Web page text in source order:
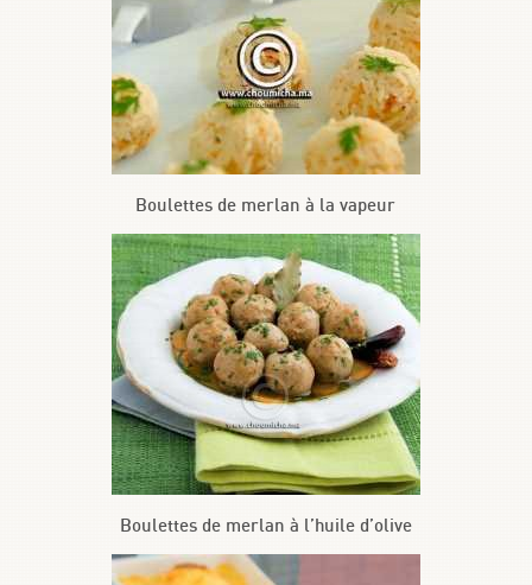
Boulettes de merlan à la vapeur
Boulettes de merlan à l’huile d’olive